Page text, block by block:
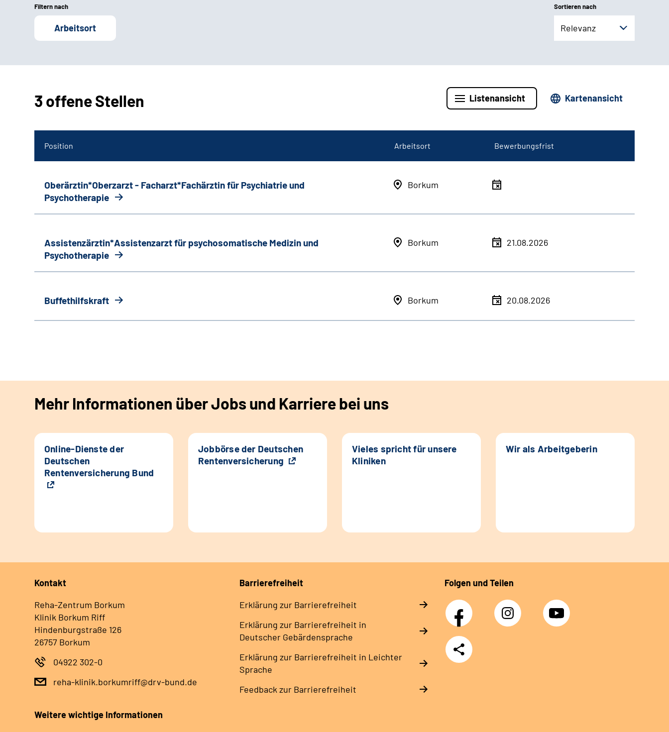
Filtern nach
Arbeitsort
Sortieren nach
Relevanz
3 offene Stellen Listenansicht Kartenansicht
Position Arbeitsort Bewerbungsfrist
Oberärztin*Oberzarzt - Facharzt*Fachärztin für Psychiatrie und
Psychotherapie
Borkum
Assistenzärztin*Assistenzarzt für psychosomatische Medizin und
Psychotherapie
Borkum 21.08.2026
Buffethilfskraft Borkum 20.08.2026
Mehr Informationen über Jobs und Karriere bei uns
Online-Dienste der
Deutschen
Rentenversicherung Bund
Jobbörse der Deutschen
Rentenversicherung
Vieles spricht für unsere
Kliniken
Wir als Arbeitgeberin
Kontakt
Reha-Zentrum Borkum
Klinik Borkum Riff
Hindenburgstraße 126
26757 Borkum
04922 302-0
reha-klinik.borkumriff@drv-bund.de
Barrierefreiheit
Erklärung zur Barrierefreiheit
Erklärung zur Barrierefreiheit in
Deutscher Gebärdensprache
Erklärung zur Barrierefreiheit in Leichter
Sprache
Feedback zur Barrierefreiheit
Folgen und Teilen
Facebook Instagram YouTube
Teilen
Weitere wichtige Informationen